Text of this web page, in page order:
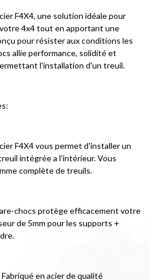
F4X4, une solution idéale pour
4x4 tout en apportant une
pour résister aux conditions les
allie performance, solidité et
l'installation d'un treuil.
F4X4 vous permet d'installer un
intégrée a l'intérieur. Vous
complète de treuils.
chocs protège efficacement votre
de 5mm pour les supports +
en acier de qualité